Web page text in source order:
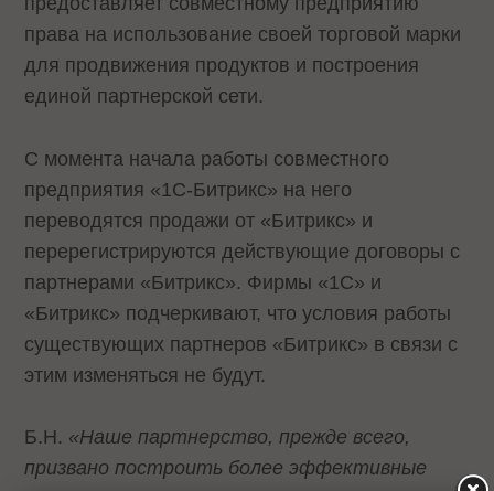
права на использование своей торговой марки
для продвижения продуктов и построения
единой партнерской сети.
С момента начала работы совместного
предприятия «1С-Битрикс» на него
переводятся продажи от «Битрикс» и
перерегистрируются действующие договоры с
партнерами «Битрикс». Фирмы «1С» и
«Битрикс» подчеркивают, что условия работы
существующих партнеров «Битрикс» в связи с
этим изменяться не будут.
Б.Н. «Наше партнерство, прежде всего,
призвано построить более эффективные